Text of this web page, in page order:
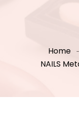
Home
NAILS